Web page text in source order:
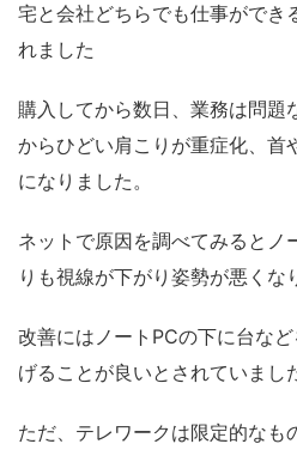
宅と会社どちらでも仕事ができ
れました
購入してから数日、業務は問題
からひどい肩こりが重症化、首
になりました。
ネットで原因を調べてみるとノ
りも視線が下がり姿勢が悪くな
改善にはノートPCの下に台な
げることが良いとされていまし
ただ、テレワークは限定的なも